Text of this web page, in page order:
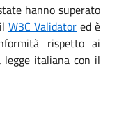
hanno superato
W3C Validator ed è
rispetto ai
italiana con il